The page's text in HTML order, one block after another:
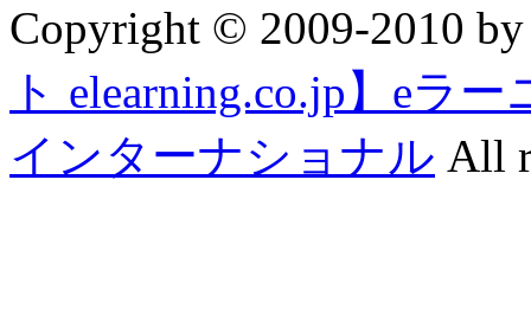
Copyright © 2009-2010
ト elearning.co.jp】eラ
インターナショナル All